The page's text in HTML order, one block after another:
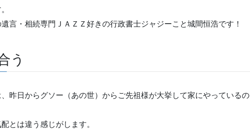
言・相続専門ＪＡＺＺ好きの行政書士ジャジーこと城間恒浩です！
う
昨日からグソー（あの世）からご先祖様が大挙して家にやっているの
とは違う感じがします。